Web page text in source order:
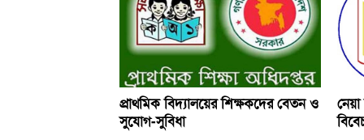
প্রাথমিক বিদ্যালয়ের শিক্ষকদের বেতন ও
সুযোগ-সুবিধা